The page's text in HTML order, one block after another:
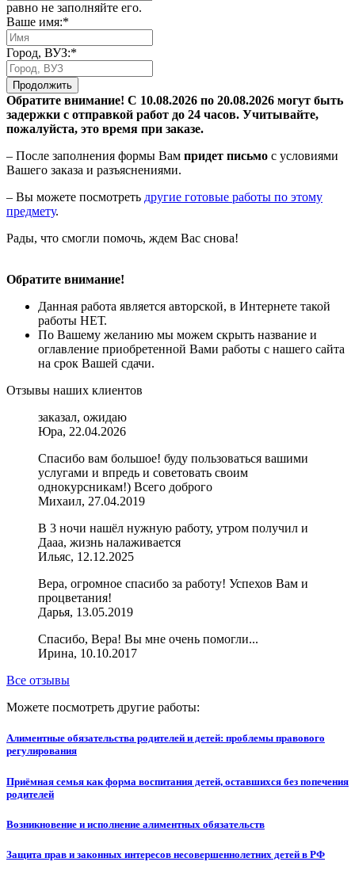
равно не заполняйте его.
Ваше имя:*
Город, ВУЗ:*
Продолжить
Обратите внимание! С 10.08.2026 по 20.08.2026 могут быть
задержки с отправкой работ до 24 часов. Учитывайте,
пожалуйста, это время при заказе.
– После заполнения формы Вам придет письмо с условиями
Вашего заказа и разъяснениями.
– Вы можете посмотреть другие готовые работы по этому
предмету.
Рады, что смогли помочь, ждем Вас снова!
Обратите внимание!
Данная работа является авторской, в Интернете такой
работы НЕТ.
По Вашему желанию мы можем скрыть название и
оглавление приобретенной Вами работы с нашего сайта
на срок Вашей сдачи.
Отзывы наших клиентов
заказал, ожидаю
Юра, 22.04.2026
Спасибо вам большое! буду пользоваться вашими
услугами и впредь и советовать своим
однокурсникам!) Всего доброго
Михаил, 27.04.2019
В 3 ночи нашёл нужную работу, утром получил и
Дааа, жизнь налаживается
Ильяс, 12.12.2025
Вера, огромное спасибо за работу! Успехов Вам и
процветания!
Дарья, 13.05.2019
Спасибо, Вера! Вы мне очень помогли...
Ирина, 10.10.2017
Все отзывы
Можете посмотреть другие работы:
Алиментные обязательства родителей и детей: проблемы правового
регулирования
Приёмная семья как форма воспитания детей, оставшихся без попечения
родителей
Возникновение и исполнение алиментных обязательств
Защита прав и законных интересов несовершеннолетних детей в РФ